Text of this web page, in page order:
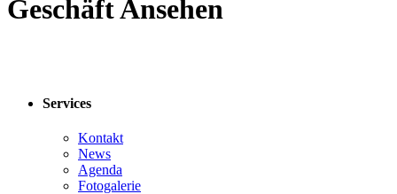
Geschäft Ansehen
Services
Kontakt
News
Agenda
Fotogalerie